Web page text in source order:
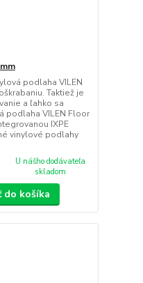
podlaha VILEN
Taktiež je
a ľahko sa
podlaha VILEN Floor
IXPE
vinylové podlahy
U nášho dodávateľa
skladom
do košíka